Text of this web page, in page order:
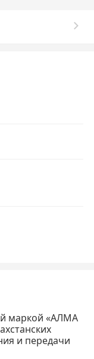
маркой «АЛМА
и передачи